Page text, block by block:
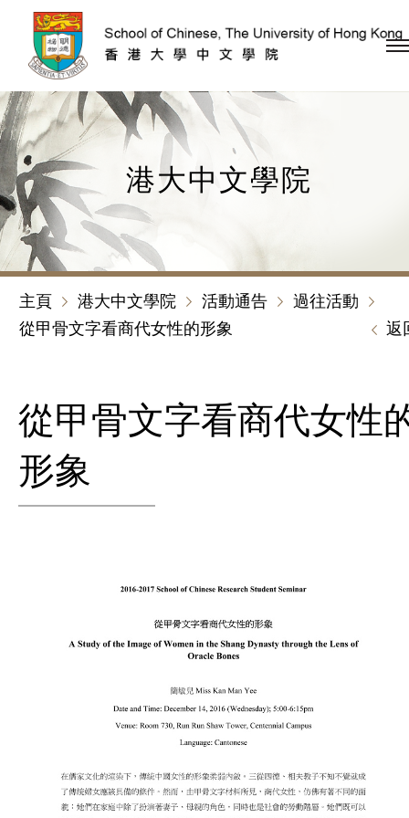
跳到內容（按回車鍵）
港大中文學院
主頁 港大中文學院 活動通告
過往活動
從甲骨文字看商代女性的形象
返
從甲骨文字看商代女性
形象